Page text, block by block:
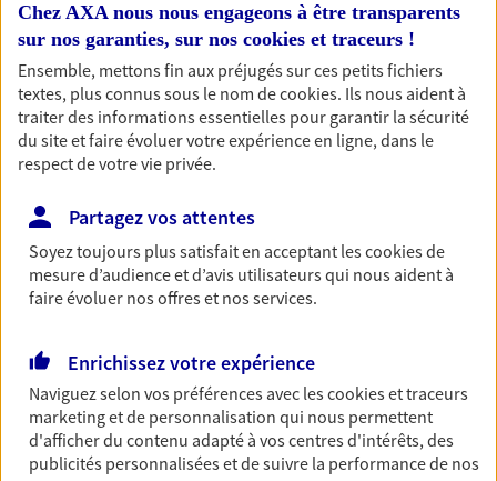
l'expertise, faites appels à notre cabinet
spécialisé.
Accompagner les
entreprises
Comme vous, nous sommes des indépendants. Nous
bâtissons ensemble des solutions cohérentes pour
protéger votre activité, vos collaborateurs... mais aussi
vous-même et votre famille.
Chez AXA nous nous engageons à être transparents
sur nos garanties, sur nos cookies et traceurs !
Ensemble, mettons fin aux préjugés sur ces petits fichiers
textes, plus connus sous le nom decookies. Ils nous aident à
traiter des informations essentielles pour garantir la sécurité
du site et faire évoluer votre expérience en ligne, dans le
respect de votre vie privée.
Partagez vos attentes
Soyez toujours plus satisfait en acceptant lescookiesde
mesure d’audience et d’avis utilisateurs qui nous aident à
faire évoluer nos offres et nos services.
Enrichissez votre expérience
Naviguez selon vos préférences avec lescookies et traceurs
marketing et de personnalisation qui nous permettent
d'afficher du contenu adapté à vos centres d'intérêts, des
publicités personnalisées et de suivre la performance de nos